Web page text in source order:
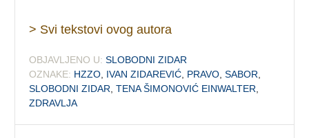
> Svi tekstovi ovog autora
OBJAVLJENO U: SLOBODNI ZIDAR
OZNAKE: HZZO IVAN ZIDAREVIĆ PRAVO ,SABOR
SLOBODNI ZIDAR ,TENA ŠIMONOVIĆ EINWALTER
ZDRAVLJA